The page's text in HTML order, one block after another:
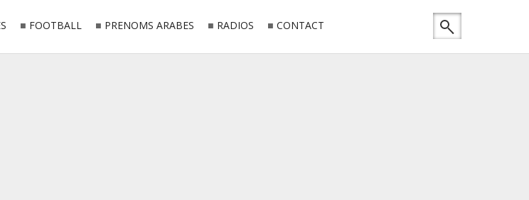
FOOTBALL PRENOMS ARABES RADIOS CONTACT